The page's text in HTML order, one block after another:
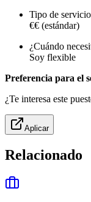
Tipo de
€€ (estándar)
¿Cuándo
Soy flexible
Preferencia para el
¿Te interesa este
Aplicar
Relacionado